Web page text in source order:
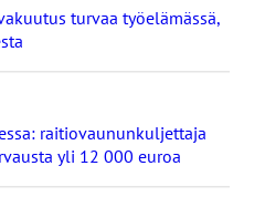
turvaa työelämässä,
raitiovaununkuljettaja
yli 12 000 euroa